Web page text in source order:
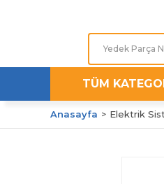
TÜM
Anasayfa Elektrik